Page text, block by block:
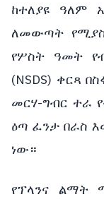
ከተለያዩ ዓለም
ለመውጣት
የሦስት ዓመት
(NSDS) ቀርጻ
መርሃ-ግብር ተራ
ዕጣ ፈንታ በራስ
ነው።
የፕላንና ልማት